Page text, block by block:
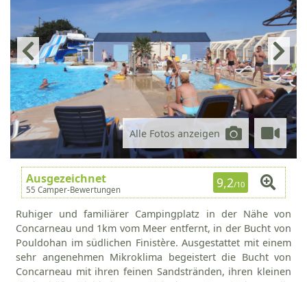
Alle Fotos anzeigen
Ausgezeichnet
55 Camper-Bewertungen 9,2/10
Ruhiger und familiärer Campingplatz in der Nähe von
Concarneau und 1km vom Meer entfernt, in der Bucht von
Pouldohan im südlichen Finistère. Ausgestattet mit einem
sehr angenehmen Mikroklima begeistert die Bucht von
Concarneau mit ihren feinen Sandstränden, ihren kleinen